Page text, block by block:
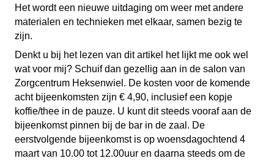
Het wordt een nieuwe uitdaging om weer met andere
materialen en technieken met elkaar, samen bezig te
zijn.
Denkt u bij het lezen van dit artikel het lijkt me ook wel
wat voor mij? Schuif dan gezellig aan in de salon van
Zorgcentrum Heksenwiel. De kosten voor de komende
acht bijeenkomsten zijn € 4,90, inclusief een kopje
koffie/thee in de pauze. U kunt dit steeds vooraf aan de
bijeenkomst pinnen bij de bar in de zaal. De
eerstvolgende bijeenkomst is op woensdagochtend 4
maart van 10.00 tot 12.00uur en daarna steeds om de